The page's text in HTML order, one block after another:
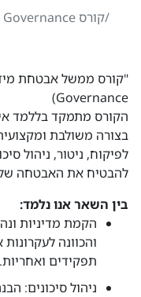
קורס Information Security Governance
Governance)
הקורס מתמקד בללמד
בצורה משולבת
לפיקוח, ניטור, ניהול
להבטיח את האבטחה
בין השאר אנו נלמד:
הקמת מדיניות
והכוונה
תפקידים ואחריות.
ניהול סיכונים: